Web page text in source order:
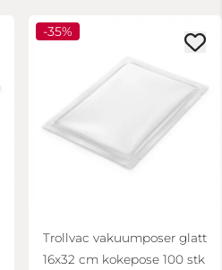
-35%
Trollvac vakuumposer glatt
16x32 cm kokepose 100 stk